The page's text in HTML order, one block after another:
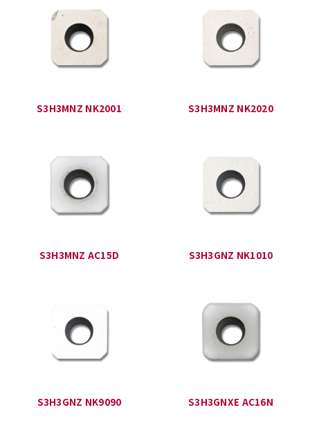
S3H3MNZ NK2001 S3H3MNZ NK2020
S3H3MNZ AC15D S3H3GNZ NK1010
S3H3GNZ NK9090 S3H3GNXE AC16N